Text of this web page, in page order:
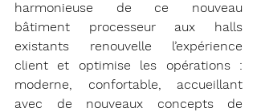
harmonieuse de ce nouveau
bâtiment processeur aux halls
existants renouvelle l’expérience
client et optimise les opérations :
moderne, confortable, accueillant
avec de nouveaux concepts de